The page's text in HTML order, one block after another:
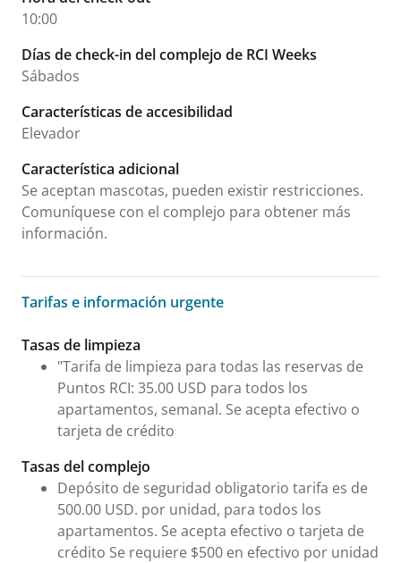
10:00
Días de check-in del complejo de RCI Weeks
Sábados
Características de accesibilidad
Elevador
Característica adicional
Se aceptan mascotas, pueden existir restricciones.
Comuníquese con el complejo para obtener más
información.
Tarifas e información urgente
Tarifas e información urgente
Tasas de limpieza
"Tarifa de limpieza para todas las reservas de
Puntos RCI: 35.00 USD para todos los
apartamentos, semanal. Se acepta efectivo o
tarjeta de crédito
Tasas del complejo
Depósito de seguridad obligatorio tarifa es de
500.00 USD. por unidad, para todos los
apartamentos. Se acepta efectivo o tarjeta de
crédito Se requiere $500 en efectivo por unidad